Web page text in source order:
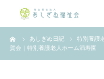
あしぎぬ日記 特別養護
賀会｜特別養護老人ホーム満寿園
法人概要